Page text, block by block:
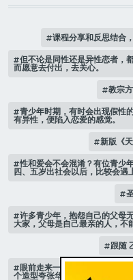
课程分享和反思结合
但不论是同性还是异性恋者，
而愿意去付出，去关心。
教宗
青少年时期，有时会出现假性
有异性，便陷入恋爱的感觉。
新版《
性和爱会不会混淆？有位青少
四、五岁出社会以后，比较会遇
许多青少年，抱怨自己的父母
大家，父母是自己最亲的人，不
跟随
眼前走来一位魔女，可爱的妖
个造型夸张华丽，非常特殊。